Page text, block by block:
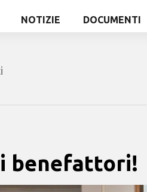
NOTIZIE DOCUMENTI
benefattori!